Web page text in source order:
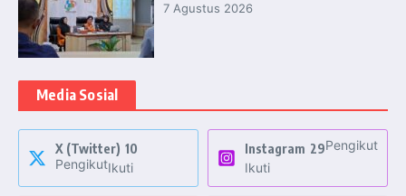
7 Agustus 2026
Media Sosial
X (Twitter) 10
PengikutIkuti
Instagram 29Pengikut
Ikuti